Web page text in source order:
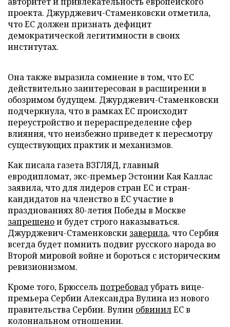
проекта. Джурджевич-Стаменковски отметила,
что ЕС должен признать дефицит
демократической легитимности в своих
институтах.
Она также выразила сомнение в том, что ЕС
действительно заинтересован в расширении в
обозримом будущем. Джурджевич-Стаменковски
подчеркнула, что в рамках ЕС происходит
переустройство и перераспределение сфер
влияния, что неизбежно приведет к пересмотру
существующих практик и механизмов.
Как писала газета ВЗГЛЯД, главный
евродипломат, экс-премьер Эстонии Кая Каллас
заявила, что для лидеров стран ЕС и стран-
кандидатов на членство в ЕС участие в
празднованиях 80-летия Победы в Москве
запрещенои будет строго наказываться.
Джурджевич-Стаменковски заверила, что Сербия
всегда будет помнить подвиг русского народа во
Второй мировой войне и бороться с историческим
ревизионизмом.
Кроме того, Брюссель потребовалубрать вице-
премьера Сербии Александра Вулина из нового
правительства Сербии. Вулин обвинилЕС в
колониальном отношении.